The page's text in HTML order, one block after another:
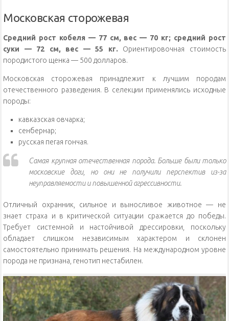
Московская сторожевая
Средний рост кобеля — 77 см, вес — 70 кг; средний рост
суки — 72 см, вес — 55 кг. Ориентировочная стоимость
породистого щенка — 500 долларов.
Московская сторожевая принадлежит к лучшим породам
отечественного разведения. В селекции применялись исходные
породы:
кавказская овчарка;
сенбернар;
русская пегая гончая.
Самая крупная отечественная порода. Больше были только
московские доги, но они не получили перспектив из-за
неуправляемости и повышенной агрессивности.
Отличный охранник, сильное и выносливое животное — не
знает страха и в критической ситуации сражается до победы.
Требует системной и настойчивой дрессировки, поскольку
обладает слишком независимым характером и склонен
самостоятельно принимать решения. На международном уровне
порода не признана, генотип нестабилен.